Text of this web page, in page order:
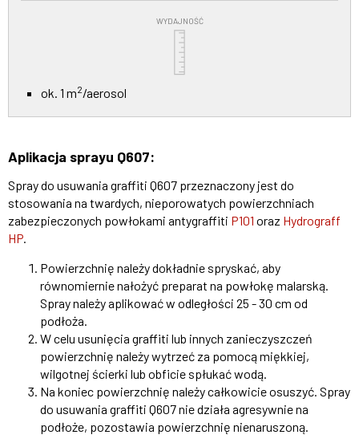
WYDAJNOŚĆ
ok. 1 m2/aerosol
Aplikacja sprayu Q607:
Spray do usuwania graffiti Q607 przeznaczony jest do
stosowania na twardych, nieporowatych powierzchniach
zabezpieczonych powłokami antygraffiti P101 oraz Hydrograff
HP
Powierzchnię należy dokładnie spryskać, aby
równomiernie nałożyć preparat na powłokę malarską.
Spray należy aplikować w odległości 25 - 30 cm od
podłoża.
W celu usunięcia graffiti lub innych zanieczyszczeń
powierzchnię należy wytrzeć za pomocą miękkiej,
wilgotnej ścierki lub obficie spłukać wodą.
Na koniec powierzchnię należy całkowicie osuszyć. Spray
do usuwania graffiti Q607 nie działa agresywnie na
podłoże, pozostawia powierzchnię nienaruszoną.